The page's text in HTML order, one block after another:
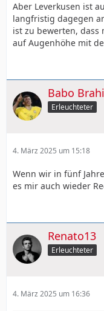
Aber Leverkusen ist
langfristig dagegen
ist zu bewerten, dass
auf Augenhöhe mit
Babo
Erleuchteter
4. März 2025 um 15:18
Wenn wir in fünf
es mir auch wieder
Renato13
Erleuchteter
4. März 2025 um 16:36